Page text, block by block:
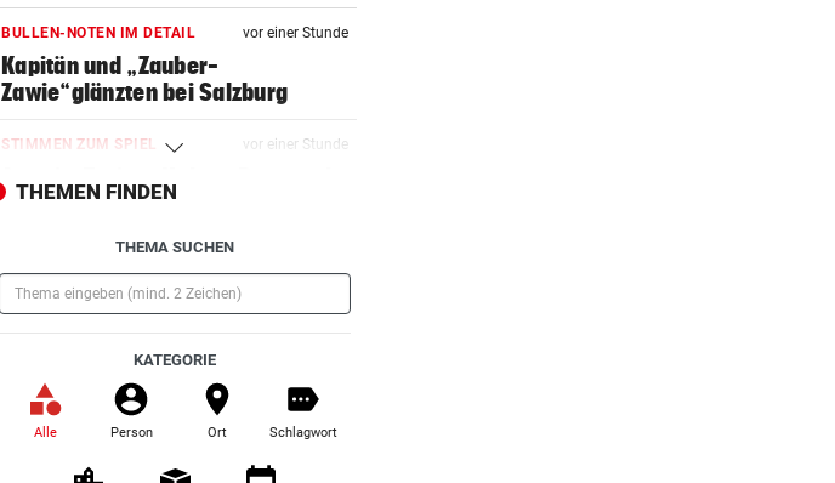
BULLEN-NOTEN IM DETAIL vor einer Stunde
Kapitän und „Zauber-
Zawie“glänzten bei Salzburg
STIMMEN ZUM SPIEL vor einer Stunde
Austria-Trainer Helm: „Das macht
uns besser!“
KUNDENDATEN BETROFFEN
Cyberangriff auf Wiener
Schmuckhändler Frey Wille
EUROPA-LEAGUE-QUALI
Joker Tabakovic führt Salzburg zu
Last-Minute-Sieg
PALÄSTINENSER GETÖTET vor 2 Stunden
THEMEN FINDEN
THEMA SUCHEN
KATEGORIE
Alle Person Ort Schlagwort